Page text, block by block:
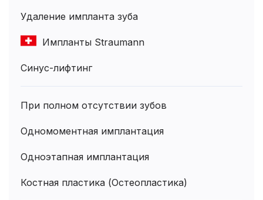
Удаление импланта зуба
Импланты Straumann
Синус-лифтинг
При полном отсутствии зубов
Одномоментная имплантация
Одноэтапная имплантация
Костная пластика (Остеопластика)